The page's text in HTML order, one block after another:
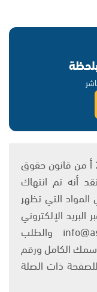
يتم الاستخدام المواد وفقًا للمادة 27 أ من قانون حقوق
كنت تعتقد أنه تم انتهاك
التي تظهر
الإلكتروني
على العنوان التالي: info@ashams.com والطلب
الكامل ورقم
ذات الصلة